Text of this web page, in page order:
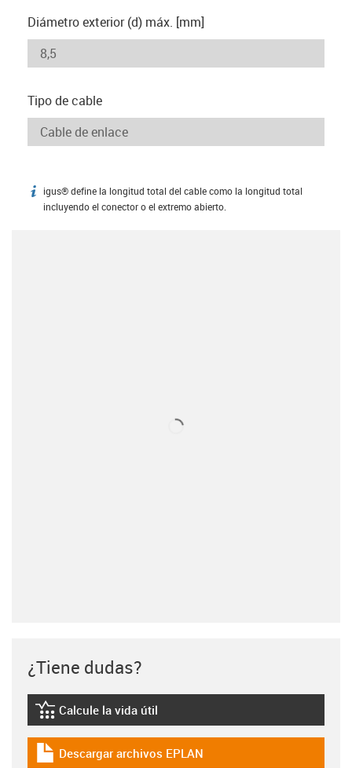
Diámetro exterior (d) máx. [mm]
Tipo de cable
igus-icon-info
igus® define la longitud total del cable como la longitud total
incluyendo el conector o el extremo abierto.
¿Tiene dudas?
igus-icon-lebensdauerrechner
Calcule la vida útil
igus-icon-download-plan
Descargar archivos EPLAN